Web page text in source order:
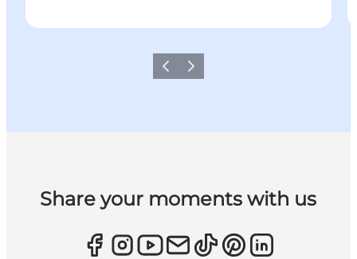
ForrigeNæste
Share your moments with us